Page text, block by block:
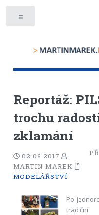
Reportáž:
trochu
zklamání
02.09.2017
MARTIN MAREK
MODELÁŘSTVÍ
Po